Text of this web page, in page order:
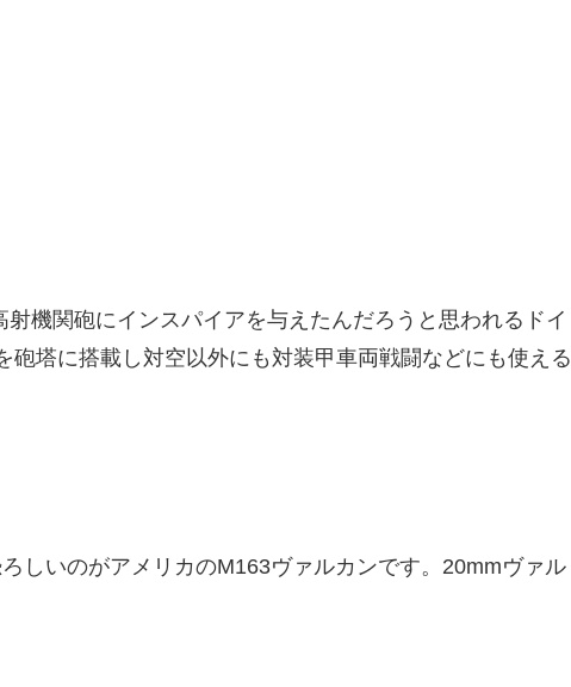
機関砲にインスパイアを与えたんだろうと思われるドイ
砲塔に搭載し対空以外にも対装甲車両戦闘などにも使える
しいのがアメリカのM163ヴァルカンです。20mmヴァル